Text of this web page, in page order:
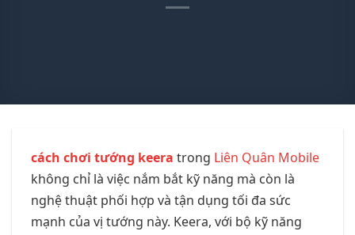
cách chơi tướng keera trong Liên Quân Mobile
không chỉ là việc nắm bắt kỹ năng mà còn là
nghệ thuật phối hợp và tận dụng tối đa sức
mạnh của vị tướng này. Keera, với bộ kỹ năng